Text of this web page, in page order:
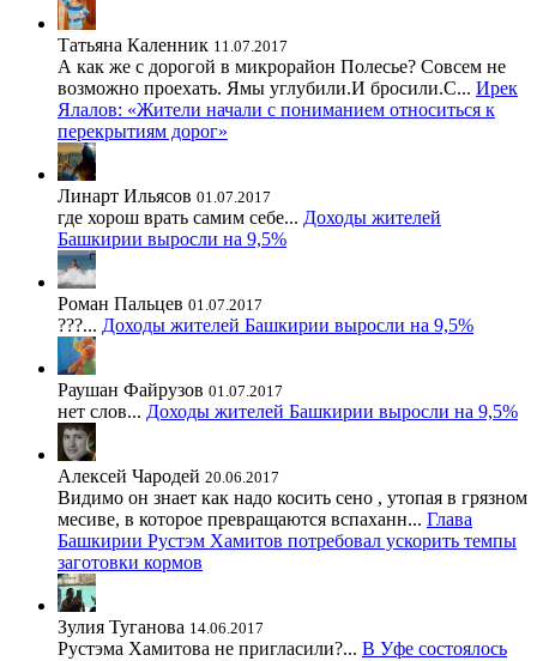
Татьяна Каленник 11.07.2017
А как же с дорогой в микрорайон Полесье? Совсем не
возможно проехать. Ямы углубили.И бросили.С... Ирек
Ялалов: «Жители начали с пониманием относиться к
перекрытиям дорог»
Линарт Ильясов 01.07.2017
где хорош врать самим себе... Доходы жителей
Башкирии выросли на 9,5%
Роман Пальцев 01.07.2017
???... Доходы жителей Башкирии выросли на 9,5%
Раушан Файрузов 01.07.2017
нет слов... Доходы жителей Башкирии выросли на 9,5%
Алексей Чародей 20.06.2017
Видимо он знает как надо косить сено , утопая в грязном
месиве, в которое превращаются вспаханн... Глава
Башкирии Рустэм Хамитов потребовал ускорить темпы
заготовки кормов
Зулия Туганова 14.06.2017
Рустэма Хамитова не пригласили?... В Уфе состоялось